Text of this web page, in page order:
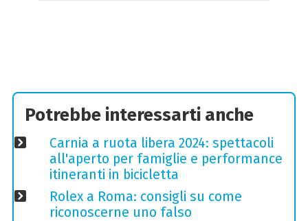
Potrebbe interessarti anche
Carnia a ruota libera 2024: spettacoli
all'aperto per famiglie e performance
itineranti in bicicletta
Rolex a Roma: consigli su come
riconoscerne uno falso